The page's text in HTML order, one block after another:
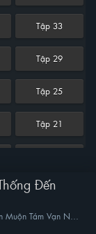
Tập 33
Tập 29
Tập 25
Tập 21
Tập 13
Tập 9
Đến
Tám Vạn Năm